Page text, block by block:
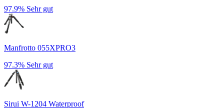
97.9% Sehr gut
Manfrotto 055XPRO3
97.3% Sehr gut
Sirui W-1204 Waterproof